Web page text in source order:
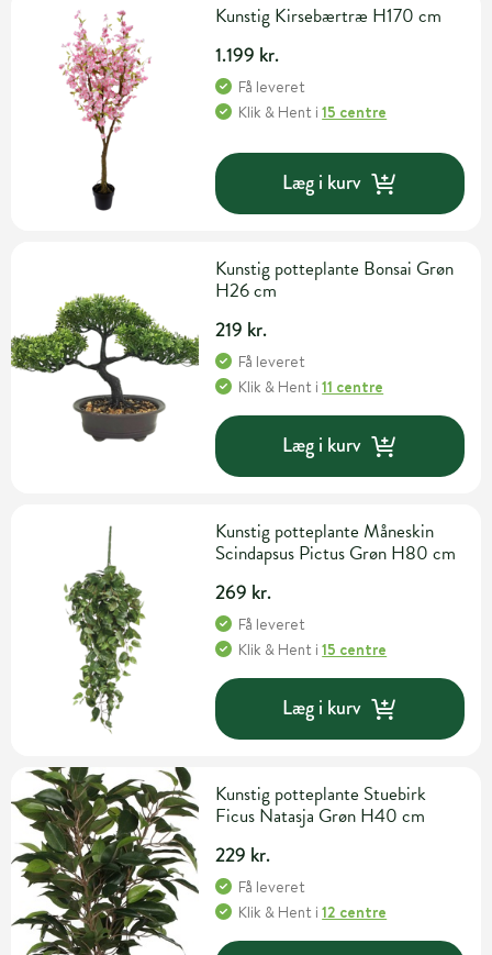
Kunstig Kirsebærtræ H170 cm
1.199 kr.
Få leveret
Klik & Hent i15 centre
Læg i kurv
Kunstig potteplante Bonsai Grøn
H26 cm
219 kr.
Få leveret
Klik & Hent i11 centre
Læg i kurv
Kunstig potteplante Måneskin
Scindapsus Pictus Grøn H80 cm
269 kr.
Få leveret
Klik & Hent i15 centre
Læg i kurv
Kunstig potteplante Stuebirk
Ficus Natasja Grøn H40 cm
229 kr.
Få leveret
Klik & Hent i12 centre